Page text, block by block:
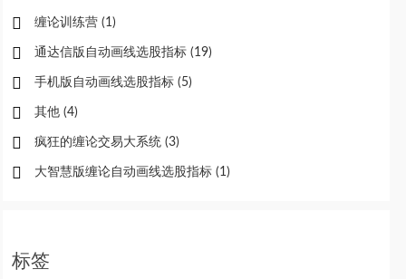
缠论训练营 (1)
通达信版自动画线选股指标 (19)
手机版自动画线选股指标 (5)
其他 (4)
疯狂的缠论交易大系统 (3)
大智慧版缠论自动画线选股指标 (1)
标签